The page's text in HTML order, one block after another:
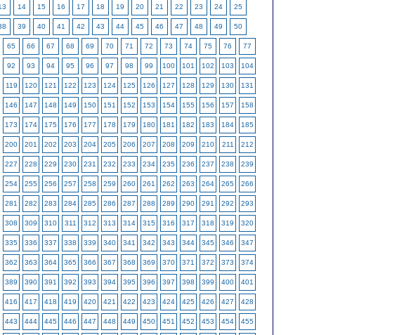
14 15 16 17 18 19 20 21 22 23 24 25
39 40 41 42 43 44 45 46 47 48 49 50
65 66 67 68 69 70 71 72 73 74 75 76 77
92 93 94 95 96 97 98 99 100 101 102 103 104
119 120 121 122 123 124 125 126 127 128 129 130 131
146 147 148 149 150 151 152 153 154 155 156 157 158
173 174 175 176 177 178 179 180 181 182 183 184 185
200 201 202 203 204 205 206 207 208 209 210 211 212
227 228 229 230 231 232 233 234 235 236 237 238 239
254 255 256 257 258 259 260 261 262 263 264 265 266
281 282 283 284 285 286 287 288 289 290 291 292 293
308 309 310 311 312 313 314 315 316 317 318 319 320
335 336 337 338 339 340 341 342 343 344 345 346 347
362 363 364 365 366 367 368 369 370 371 372 373 374
389 390 391 392 393 394 395 396 397 398 399 400 401
416 417 418 419 420 421 422 423 424 425 426 427 428
443 444 445 446 447 448 449 450 451 452 453 454 455